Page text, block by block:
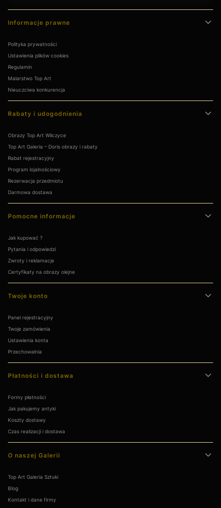
Linki w stopce
Informacje prawne
Polityka prywatności
Ustawienia plików cookies
Regulamin
Malarstwo Top Art
Nieuczciwa konkurencja
Rabaty i udogodnienia
Obrazy Top Art Wilczyce
Top Art Galeria – Doris obrazy i rabaty
Rabat rejestracyjny
Program lojalnościowy
Rezerwacja przedmiotu
Darmowa dostawa
Pomocne informacje
Jak kupować ?
Pytania i odpowiedzi
Zwroty i reklamacje
Certyfikaty na obrazy olejne
Twoje konto
Panel rejestracyjny
Twoje zamówienia
Ustawienia konta
Przechowalnia
Płatności i dostawa
Formy płatności
Jak pakujemy antyki
Koszty dostawy
Czas realizacji i dostawa
O naszej Galerii
Top Art Galeria Sztuki
Blog
Kontakt i dane firmy